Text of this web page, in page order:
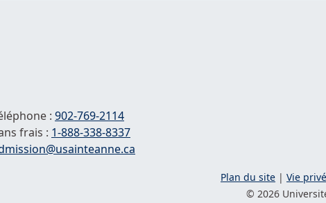
: 902-769-2114
frais : 1-888-338-8337
:
Plan du site | Vie
© 2026